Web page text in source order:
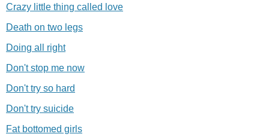
Crazy little thing called love
Death on two legs
Doing all right
Don't stop me now
Don't try so hard
Don't try suicide
Fat bottomed girls